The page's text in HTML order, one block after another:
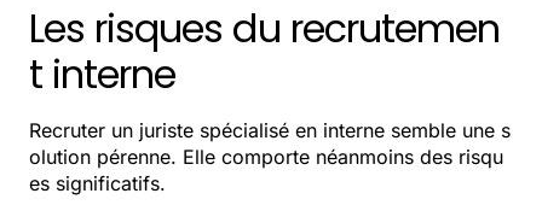
Les risques du recrutemen
t interne
Recruter un juriste spécialisé en interne semble une s
olution pérenne. Elle comporte néanmoins des risqu
es significatifs.